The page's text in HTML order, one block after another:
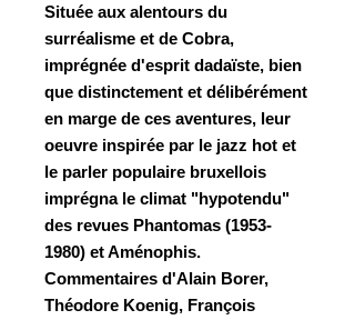
Située aux alentours du
surréalisme et de Cobra,
imprégnée d'esprit dadaïste, bien
que distinctement et délibérément
en marge de ces aventures, leur
oeuvre inspirée par le jazz hot et
le parler populaire bruxellois
imprégna le climat "hypotendu"
des revues Phantomas (1953-
1980) et Aménophis.
Commentaires d'Alain Borer,
Théodore Koenig, François